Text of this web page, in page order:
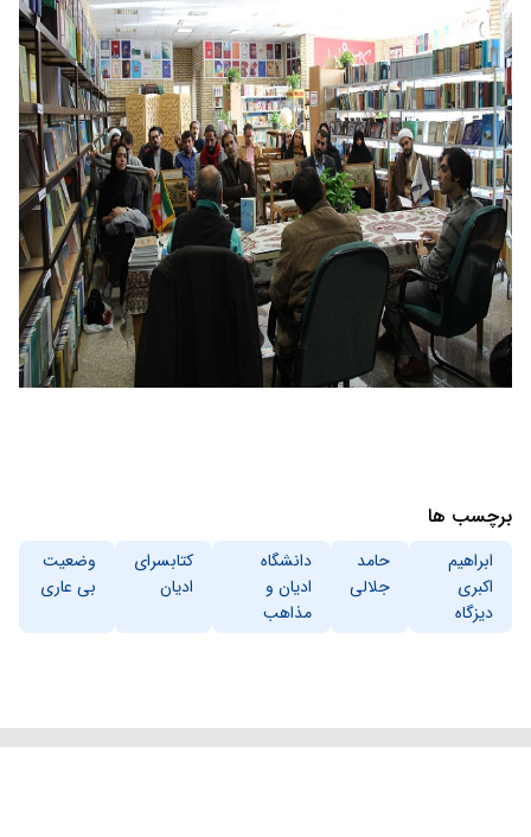
برچسب ها
ابراهیم
اکبری
دیزگاه
حامد
جلالی
دانشگاه
ادیان و
مذاهب
کتابسرای
ادیان
وضعیت
بی عاری